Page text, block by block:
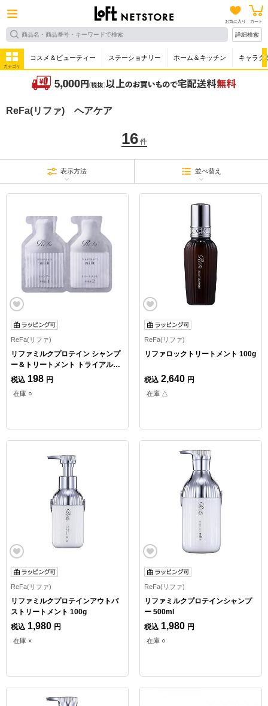
お気に入り カート
詳細検索
カテゴリ
コスメ＆ビューティー ステーショナリー ホーム＆キッチン キャラク
ReFa(リファ) ヘアケア
16件
表示方法 並べ替え
ReFa(リファ)
リファミルクプロテイン シャンプ
ー＆トリートメント トライアル1
回分
税込 198 円
在庫 ○
ReFa(リファ)
リファロックトリートメント 100g
税込 2,640 円
在庫 △
ReFa(リファ)
リファミルクプロテインアウトバ
ストリートメント 100g
税込 1,980 円
在庫 ×
ReFa(リファ)
リファミルクプロテインシャンプ
ー 500ml
税込 1,980 円
在庫 ○